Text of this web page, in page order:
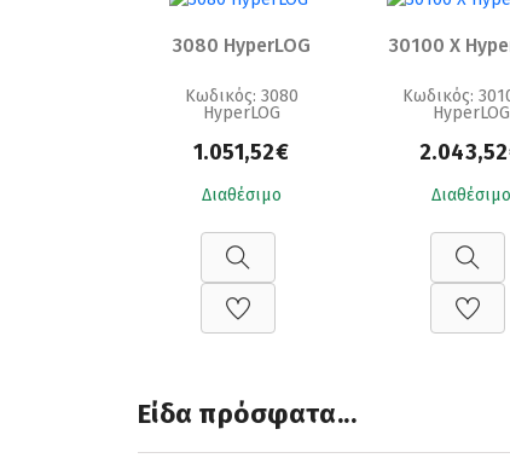
3080 HyperLOG
Κωδικός: 3080
HyperLOG
1.051,52€
Διαθέσιμο
30100 X
Κωδικός:
HyperLOG
Διαθέσιμο
Είδα πρόσφατα...